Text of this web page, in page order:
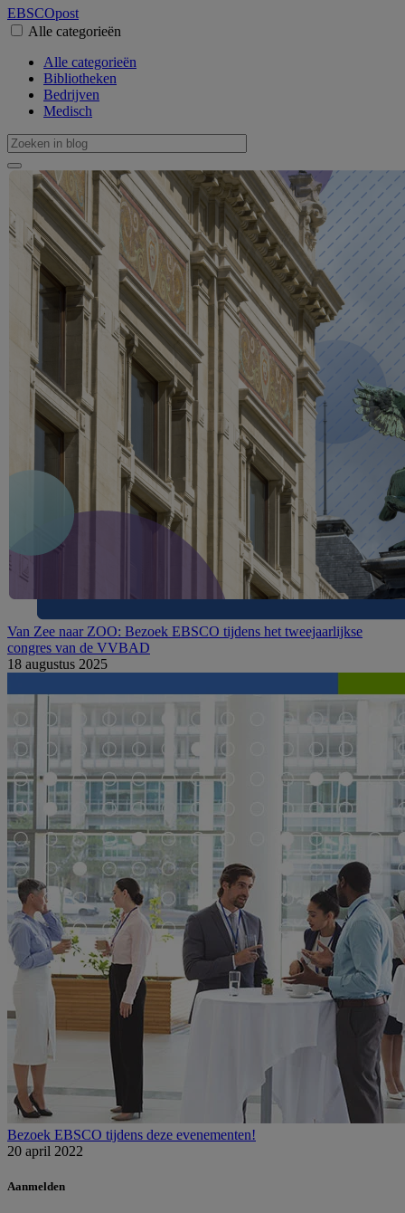
EBSCOpost
Alle categorieën
Alle categorieën
Bibliotheken
Bedrijven
Medisch
Van Zee naar ZOO: Bezoek EBSCO tijdens het tweejaarlijkse
congres van de VVBAD
18 augustus 2025
Bezoek EBSCO tijdens deze evenementen!
20 april 2022
Aanmelden